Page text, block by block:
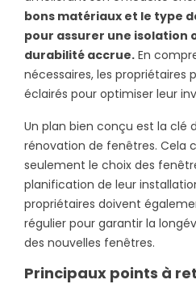
nécessaires avant de
Quels critères prendre en
des fenêtres adaptées à
Comment s'assurer
la pose de nouvelles
oui, comment procéder ?
Quels sont les avantages
des différents types de
le marché ?
bons matériaux et le type
pour assurer une isolation
durabilité accrue. En
nécessaires, les propriétaires
éclairés pour optimiser leur
Un plan bien conçu est la clé
rénovation de fenêtres. Cela
seulement le choix des
planification de leur
propriétaires doivent
régulier pour garantir la
des nouvelles fenêtres.
Principaux points à